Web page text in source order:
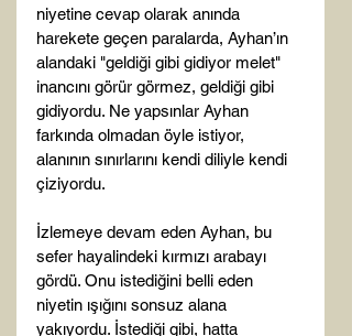
niyetine cevap olarak anında
harekete geçen paralarda, Ayhan’ın
alandaki "geldiği gibi gidiyor melet"
inancını görür görmez, geldiği gibi
gidiyordu. Ne yapsınlar Ayhan
farkında olmadan öyle istiyor,
alanının sınırlarını kendi diliyle kendi
çiziyordu.
İzlemeye devam eden Ayhan, bu
sefer hayalindeki kırmızı arabayı
gördü. Onu istediğini belli eden
niyetin ışığını sonsuz alana
yakıyordu. İstediği gibi, hatta